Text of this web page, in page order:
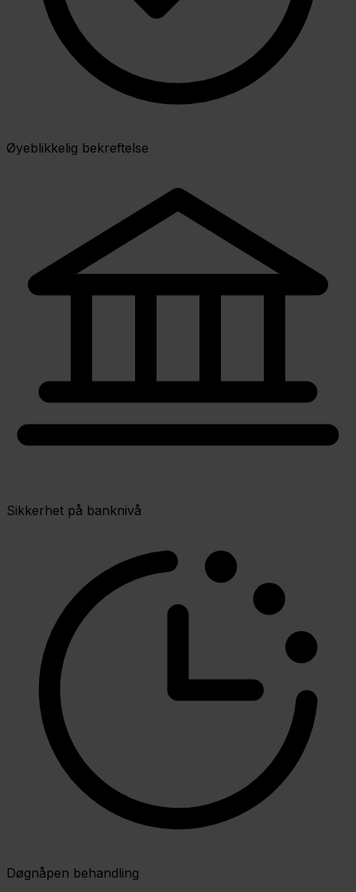
Øyeblikkelig bekreftelse
Sikkerhet på banknivå
Døgnåpen behandling